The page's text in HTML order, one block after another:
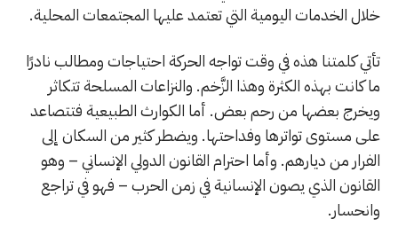
خلال الخدمات اليومية التي تعتمد عليها المجتمعات المحلية.
تأتي كلمتنا هذه في وقت تواجه الحركة احتياجات ومطالب نادرًا
ما كانت بهذه الكثرة وهذا الزَّخم. والنزاعات المسلحة تتكاثر
ويخرج بعضها من رحم بعض. أما الكوارث الطبيعية فتتصاعد
على مستوى تواترها وفداحتها. ويضطر كثير من السكان إلى
الفرار من ديارهم. وأما احترام القانون الدولي الإنساني – وهو
القانون الذي يصون الإنسانية في زمن الحرب – فهو في تراجع
وانحسار.